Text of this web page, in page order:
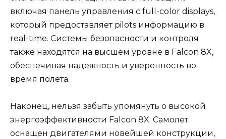
включая панель управления с full-color displays,
который предоставляет pilots информацию в
real-time. Системы безопасности и контроля
также находятся на высшем уровне в Falcon 8X,
обеспечивая надежность и уверенность во
время полета.
Наконец, нельзя забыть упомянуть о высокой
энергоэффективности Falcon 8X. Самолет
оснащен двигателями новейшей конструкции,